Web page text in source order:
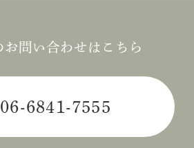
お問い合わせはこちら
06-6841-7555